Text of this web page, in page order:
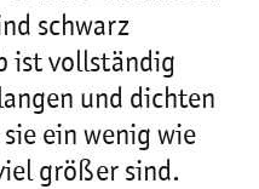
schwarz
ist vollständig
und dichten
ein wenig wie
größer sind.